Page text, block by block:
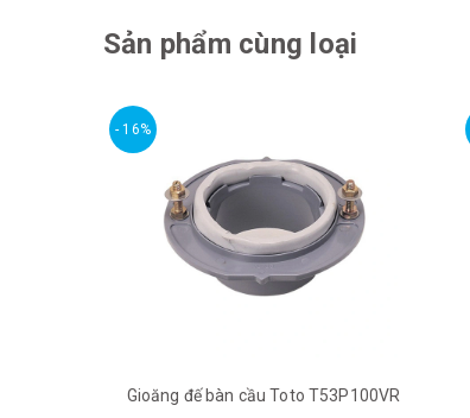
Sản phẩm cùng loại
- 16%
Gioăng đế bàn cầu Toto T53P100VR